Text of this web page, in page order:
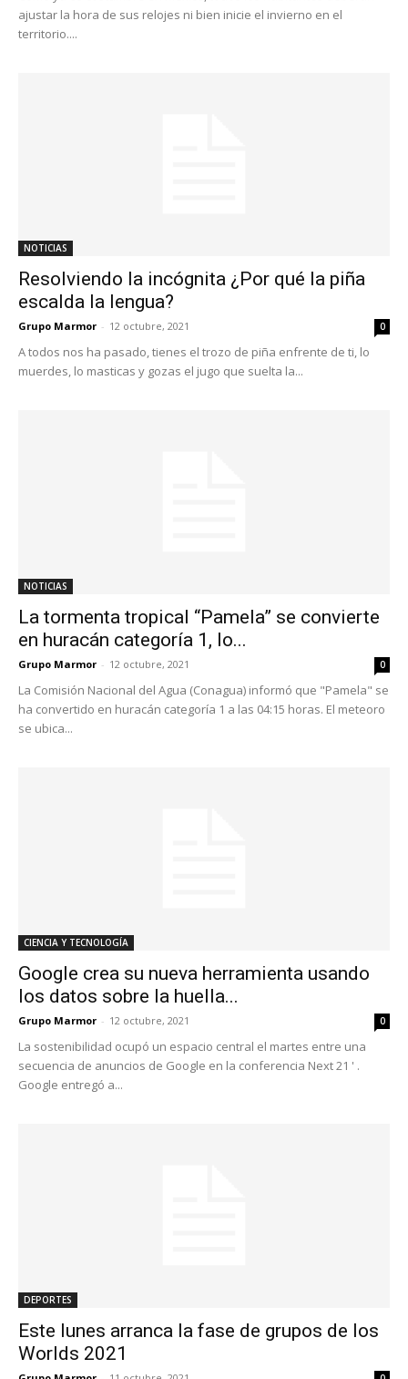
ajustar la hora de sus relojes ni bien inicie el invierno en el
territorio....
NOTICIAS
Resolviendo la incógnita ¿Por qué la piña
escalda la lengua?
Grupo Marmor - 12 octubre, 2021 0
A todos nos ha pasado, tienes el trozo de piña enfrente de ti, lo
muerdes, lo masticas y gozas el jugo que suelta la...
NOTICIAS
La tormenta tropical “Pamela” se convierte
en huracán categoría 1, lo...
Grupo Marmor - 12 octubre, 2021 0
La Comisión Nacional del Agua (Conagua) informó que "Pamela" se
ha convertido en huracán categoría 1 a las 04:15 horas. El meteoro
se ubica...
CIENCIA Y TECNOLOGÍA
Google crea su nueva herramienta usando
los datos sobre la huella...
Grupo Marmor - 12 octubre, 2021 0
La sostenibilidad ocupó un espacio central el martes entre una
secuencia de anuncios de Google en la conferencia Next 21 ' .
Google entregó a...
DEPORTES
Este lunes arranca la fase de grupos de los
Worlds 2021